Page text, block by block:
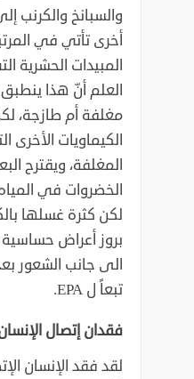
والسبانخ والكرنب
المبيدات الحشرية
العلم ‏أنّ هذا
مغلفة أم طازجة،
الكيماويات ‏الأخرى
المغلفة، ويقترح
الخضروات في ‏المياه
لكن كثرة غسلها
بروز أعراض
الى جانب الشعور
تبعاً ل ‏EPA‏.‏
‏فقدان إتصال
لقد فقد الإنسان